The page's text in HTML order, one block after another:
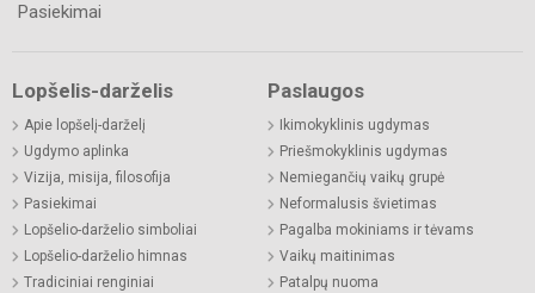
Pasiekimai
Lopšelis-darželis
Apie lopšelį-darželį
Ugdymo aplinka
Vizija, misija, filosofija
Pasiekimai
Lopšelio-darželio simboliai
Lopšelio-darželio himnas
Tradiciniai renginiai
Paslaugos
Ikimokyklinis ugdymas
Priešmokyklinis ugdymas
Nemiegančių vaikų grupė
Neformalusis švietimas
Pagalba mokiniams ir tėvams
Vaikų maitinimas
Patalpų nuoma